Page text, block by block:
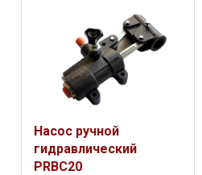
Насос ручной
гидравлический
PRBC20